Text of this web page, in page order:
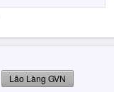
Lão Làng GVN